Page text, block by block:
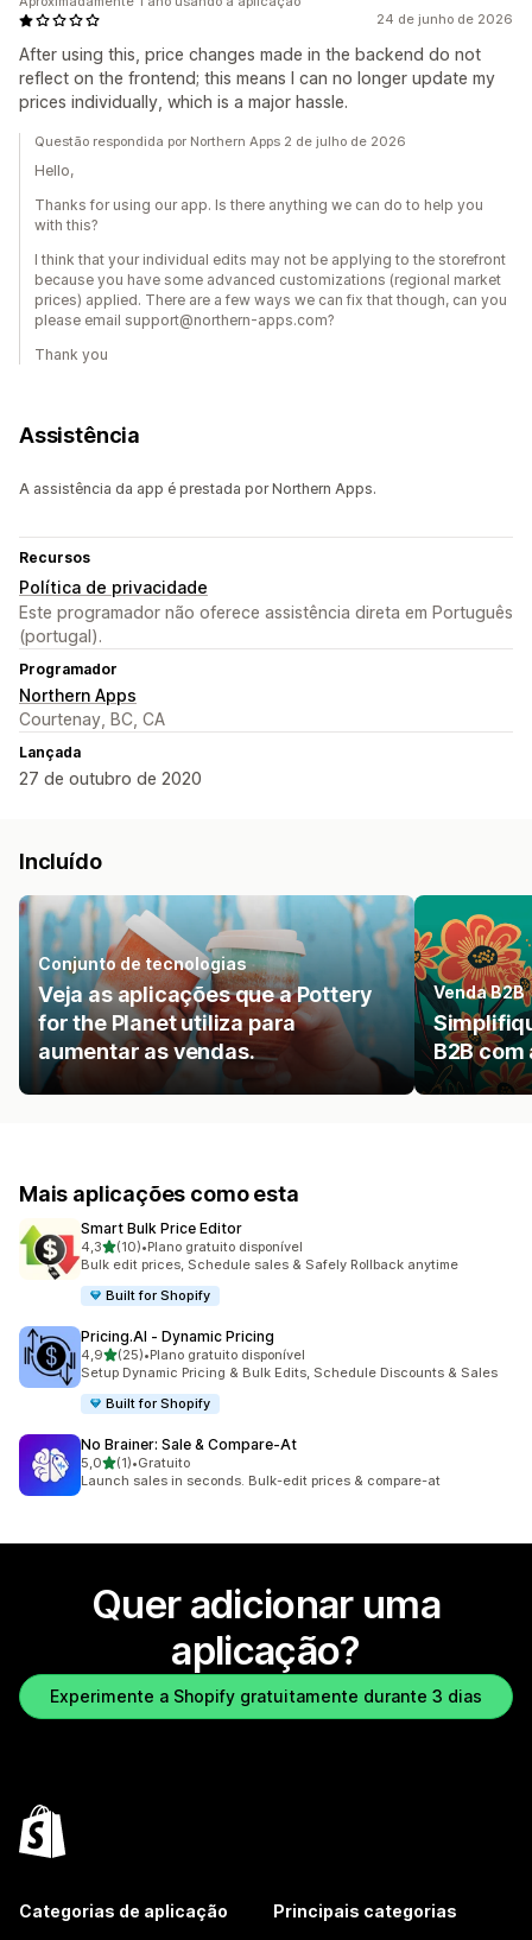
24 de junho de 2026
After using this, price changes made in the backend do not
reflect on the frontend; this means I can no longer update my
prices individually, which is a major hassle.
Questão respondida por Northern Apps 2 de julho de 2026
Hello,
Thanks for using our app. Is there anything we can do to help you
with this?
I think that your individual edits may not be applying to the storefront
because you have some advanced customizations (regional market
prices) applied. There are a few ways we can fix that though, can you
please email support@northern-apps.com?
Thank you
Assistência
A assistência da app é prestada por Northern Apps.
Recursos
Política de privacidade
Este programador não oferece assistência direta em Português
(portugal).
Programador
Northern Apps
Courtenay, BC, CA
Lançada
27 de outubro de 2020
Incluído
Conjunto de tecnologias
Veja as aplicações que a Pottery
for the Planet utiliza para
aumentar as vendas.
Venda B2B
B2B
Mais aplicações como esta
Smart Bulk Price Editor
4,3de 5 estrelas
(10)
10 total de avaliações
•Plano gratuito disponível
Bulk edit prices, Schedule sales & Safely Rollback anytime
Built for Shopify
Pricing.AI ‑ Dynamic Pricing
4,9de 5 estrelas
(25)
25 total de avaliações
•Plano gratuito disponível
Setup Dynamic Pricing & Bulk Edits, Schedule Discounts & Sales
Built for Shopify
No Brainer: Sale & Compare‑At
5,0de 5 estrelas
(1)
1 total de avaliações
•Gratuito
Launch sales in seconds. Bulk-edit prices & compare-at
Quer adicionar uma
aplicação?
Experimente a Shopify gratuitamente durante 3 dias
Categorias de aplicação Principais categorias